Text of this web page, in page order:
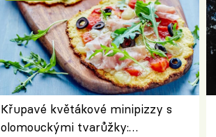
Křupavé květákové minipizzy s
olomouckými tvarůžky: